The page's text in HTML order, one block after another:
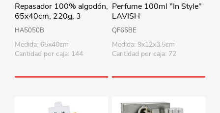
Repasador 100% algodón,
65x40cm, 220g, 3
modelos, Berlina by Teka
HA5050B
Medida: 65x40cm
Cantidad por caja: 144
Perfume 100ml "In Style"
LAVISH
QF65BE
Medida: 9x12x3.5cm
Cantidad por caja: 72